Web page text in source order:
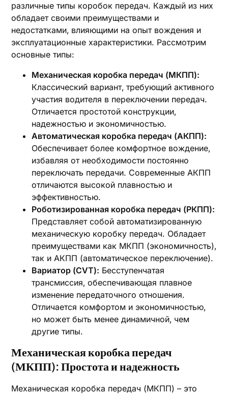
различные типы коробок передач. Каждый из них
обладает своими преимуществами и
недостатками‚ влияющими на опыт вождения и
эксплуатационные характеристики. Рассмотрим
основные типы:
Механическая коробка передач (МКПП):
Классический вариант‚ требующий активного
участия водителя в переключении передач.
Отличается простотой конструкции‚
надежностью и экономичностью.
Автоматическая коробка передач (АКПП):
Обеспечивает более комфортное вождение‚
избавляя от необходимости постоянно
переключать передачи. Современные АКПП
отличаются высокой плавностью и
эффективностью.
Роботизированная коробка передач (РКПП):
Представляет собой автоматизированную
механическую коробку передач. Обладает
преимуществами как МКПП (экономичность)‚
так и АКПП (автоматическое переключение).
Вариатор (CVT): Бесступенчатая
трансмиссия‚ обеспечивающая плавное
изменение передаточного отношения.
Отличается комфортом и экономичностью‚
но может быть менее динамичной‚ чем
другие типы.
Механическая коробка передач
(МКПП): Простота и надежность
Механическая коробка передач (МКПП) – это